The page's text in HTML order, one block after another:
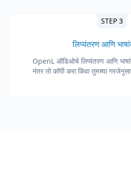
STEP 3
लिप्यंतरण आणि
OpenL ऑडिओचे लिप्यंतरण आणि
नंतर तो कॉपी करा किंवा तुमच्या